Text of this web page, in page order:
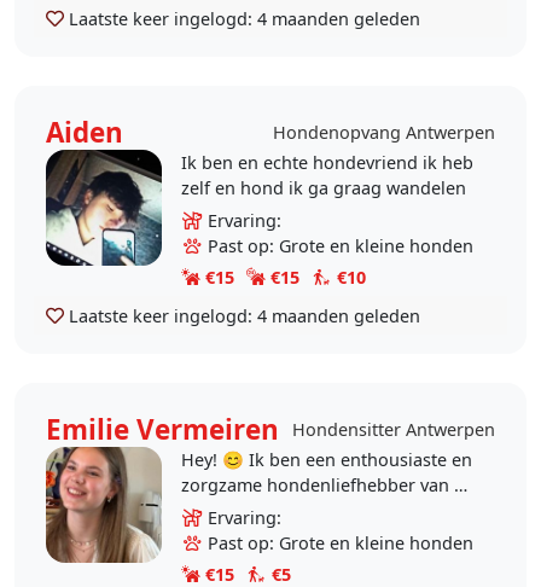
Laatste keer ingelogd: 4 maanden geleden
Aiden
Hondenopvang Antwerpen
Ik ben en echte hondevriend ik heb
zelf en hond ik ga graag wandelen
Ervaring:
Past op: Grote en kleine honden
€15
€15
€10
Laatste keer ingelogd: 4 maanden geleden
Emilie Vermeiren
Hondensitter Antwerpen
Hey! 😊 Ik ben een enthousiaste en
zorgzame hondenliefhebber van 18
jaar en ik zou heel graag nieuwe
honden in de buurt leren kennen!
Ik heb zelf..
Ervaring:
Past op: Grote en kleine honden
€15
€5